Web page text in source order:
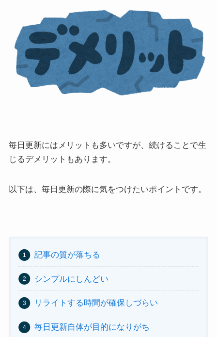
毎日更新にはメリットも多いですが、続けることで生
じるデメリットもあります。
以下は、毎日更新の際に気をつけたいポイントです。
記事の質が落ちる
シンプルにしんどい
リライトする時間が確保しづらい
毎日更新自体が目的になりがち